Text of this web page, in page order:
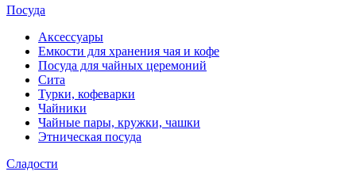
Посуда
Аксессуары
Емкости для хранения чая и кофе
Посуда для чайных церемоний
Сита
Турки, кофеварки
Чайники
Чайные пары, кружки, чашки
Этническая посуда
Сладости